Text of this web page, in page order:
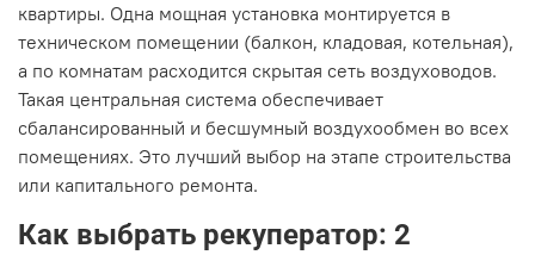
квартиры. Одна мощная установка монтируется в
техническом помещении (балкон, кладовая, котельная),
а по комнатам расходится скрытая сеть воздуховодов.
Такая центральная система обеспечивает
сбалансированный и бесшумный воздухообмен во всех
помещениях. Это лучший выбор на этапе строительства
или капитального ремонта.
Как выбрать рекуператор: 2